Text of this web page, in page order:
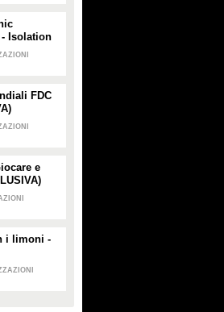
- Isolation
FDC
e
i limoni -